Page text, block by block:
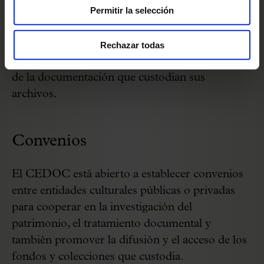
Permitir la selección
Rechazar todas
metodológico a toda asociación o entidad de
carácter musical (orfeones, corales, etc.)
interesada en conocer nociones básicas de
archivística para el tratamiento y la preservación
de la documentación que custodian sus
archivos.
Convenios
El CEDOC está abierto a establecer convenios
entre entidades culturales públicas o privadas
para cooperar en la investigación del
patrimonio, el tratamiento documental y
también promover la difusión y el acceso de los
fondos y colecciones que custodia.